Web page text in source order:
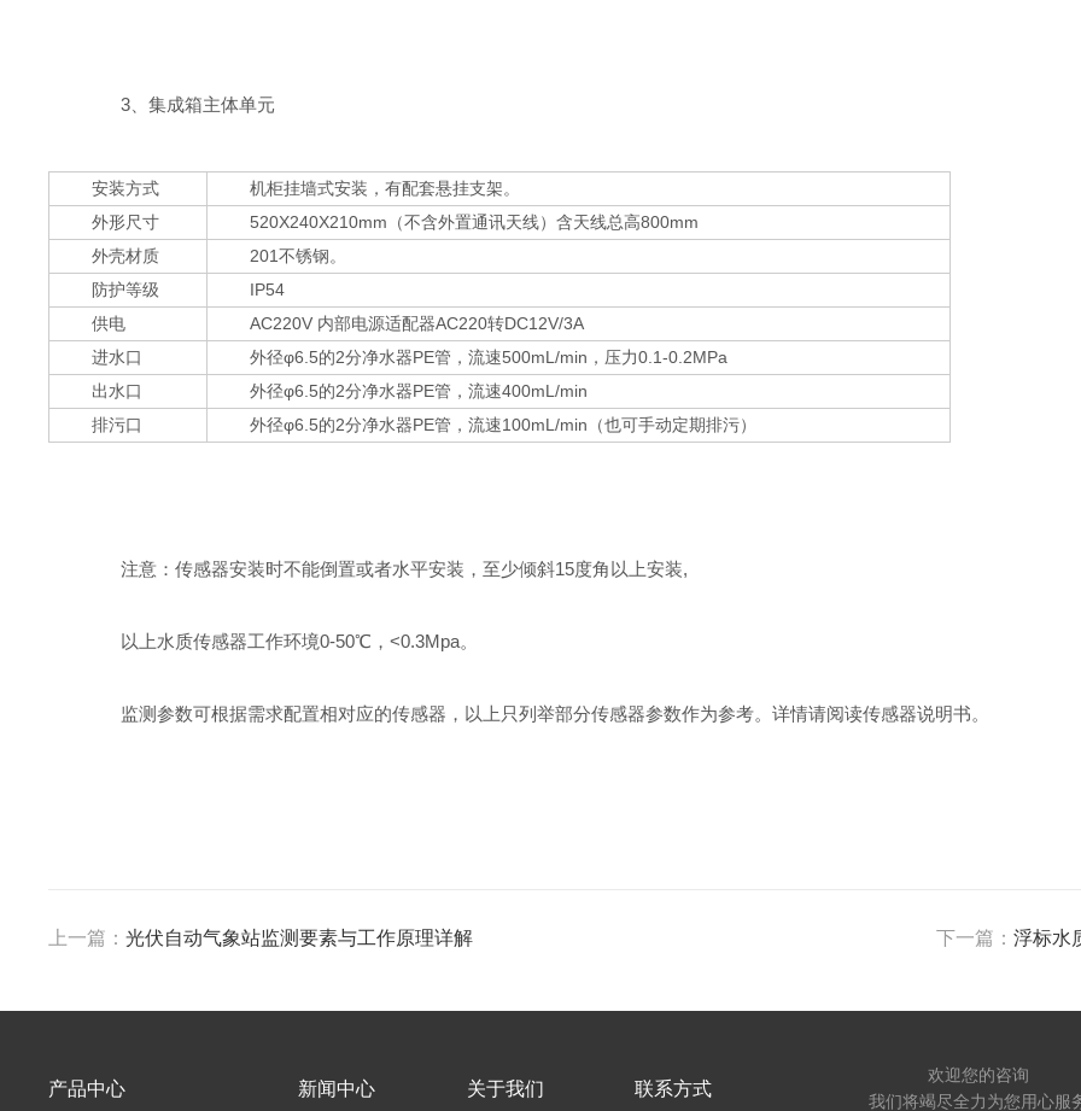
3、集成箱主体单元
安装方式
机柜挂墙式安装，有配套悬挂支架。
外形尺寸
520X240X210mm（不含外置通讯天线）含天线总高800mm
外壳材质
201不锈钢。
防护等级
IP54
供电
AC220V 内部电源适配器AC220转DC12V/3A
进水口
外径φ6.5的2分净水器PE管，流速500mL/min，压力0.1-0.2MPa
出水口
外径φ6.5的2分净水器PE管，流速400mL/min
排污口
外径φ6.5的2分净水器PE管，流速100mL/min（也可手动定期排污）
注意：传感器安装时不能倒置或者水平安装，至少倾斜15度角以上安装,
以上水质传感器工作环境0-50℃，<0.3Mpa。
监测参数可根据需求配置相对应的传感器，以上只列举部分传感器参数作为参考。详情请阅读传感器说明书。
上一篇：光伏自动气象站监测要素与工作原理详解 下一篇： 浮标水
产品中心 新闻中心 关于我们 联系方式
欢迎您的咨询
我们将竭尽全力为您用心服